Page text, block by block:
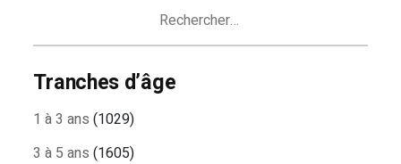
Tranches d’âge
1 à 3 ans (1029)
3 à 5 ans (1605)